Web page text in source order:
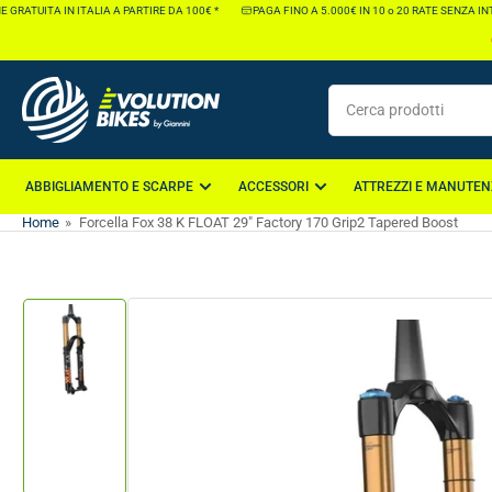
Vai
ai
contenuti
IN ITALIA A PARTIRE DA 100€ * PAGA FINO A 5.000€ IN 10 o 20 RATE SENZA
Cerca
prodotti
ABBIGLIAMENTO E SCARPE ACCESSORI ATTREZZI E
Home » Forcella Fox 38 K FLOAT 29" Factory 170 Grip2 Tapered Boost
Vai
direttamente
informazioni